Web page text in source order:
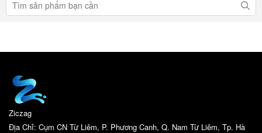
Ziczag
Địa Chỉ: Cụm CN Từ Liêm, P. Phương Canh, Q. Nam Từ Liêm, Tp. Hà